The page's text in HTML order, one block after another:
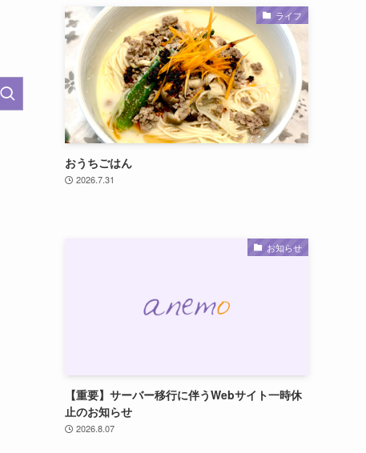
ライフ
おうちごはん
2026.7.31
お知らせ
【重要】サーバー移行に伴うWebサイト一時休
止のお知らせ
2026.8.07